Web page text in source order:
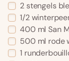
2 stengels
1/2
400 ml San
500 ml rode
1